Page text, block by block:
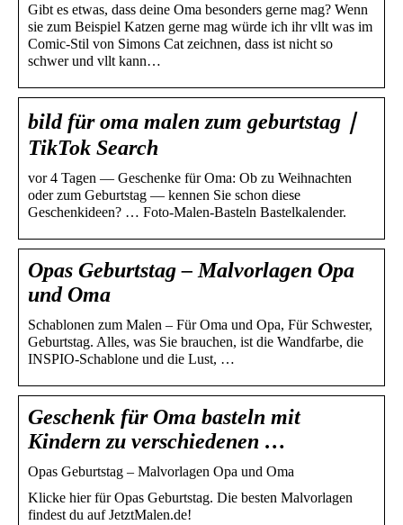
Gibt es etwas, dass deine Oma besonders gerne mag? Wenn
sie zum Beispiel Katzen gerne mag würde ich ihr vllt was im
Comic-Stil von Simons Cat zeichnen, dass ist nicht so
schwer und vllt kann…
bild für oma malen zum geburtstag｜
TikTok Search
vor 4 Tagen — Geschenke für Oma: Ob zu Weihnachten
oder zum Geburtstag — kennen Sie schon diese
Geschenkideen? … Foto-Malen-Basteln Bastelkalender.
Opas Geburtstag – Malvorlagen Opa
und Oma
Schablonen zum Malen – Für Oma und Opa, Für Schwester,
Geburtstag. Alles, was Sie brauchen, ist die Wandfarbe, die
INSPIO-Schablone und die Lust, …
Geschenk für Oma basteln mit
Kindern zu verschiedenen …
Opas Geburtstag – Malvorlagen Opa und Oma
Klicke hier für Opas Geburtstag. Die besten Malvorlagen
findest du auf JetztMalen.de!